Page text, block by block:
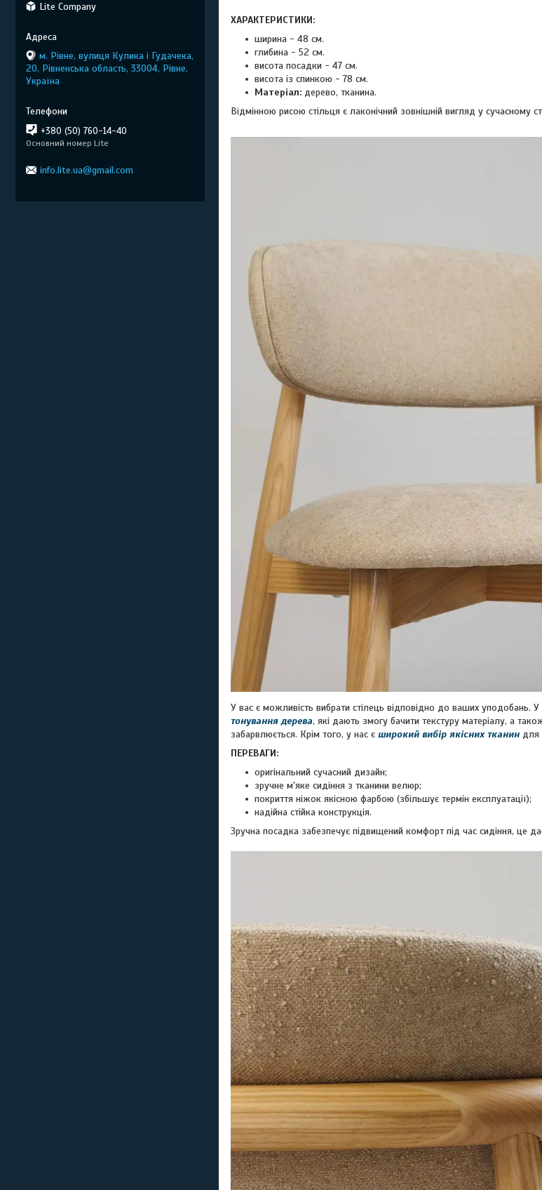
ХАРАКТЕРИСТИКИ:
ширина - 48 см.
глибина - 52 см.
висота посадки - 47 см.
висота із спинкою - 78 см.
Матеріал: дерево, тканина.
Відмінною рисою стільця є лаконічний зовнішній вигляд у сучасному
У вас є можливість вибрати стілець відповідно до ваших уподобань.
тонування дерева, які дають змогу бачити текстуру матеріалу, а
забарвлюється. Крім того, у нас є широкий вибір якісних тканин для
ПЕРЕВАГИ:
оригінальний сучасний дизайн;
зручне м'яке сидіння з тканини велюр;
покриття ніжок якісною фарбою (збільшує термін експлуатації);
надійна стійка конструкція.
Зручна посадка забезпечує підвищений комфорт під час сидіння, це
Lite Company
м. Рівне, вулиця Кулика і Гудачека,
20, Рівненська область, 33004, Рівне,
Україна
+380 (50) 760-14-40
Основний номер Lite
info.lite.ua@gmail.com